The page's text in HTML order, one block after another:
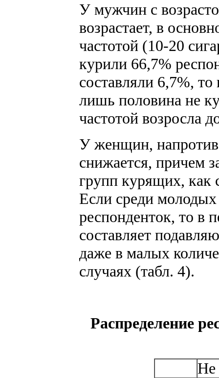
У мужчин с
возрастает, в
частотой (10-20
курили 66,7%
составляли 6,7%,
лишь половина не
частотой возросла
У женщин, напротив,
снижается, причем
групп курящих, как
Если среди
респонденток, то в
составляет
даже в малых
случаях (табл. 4).
Распределение
Не